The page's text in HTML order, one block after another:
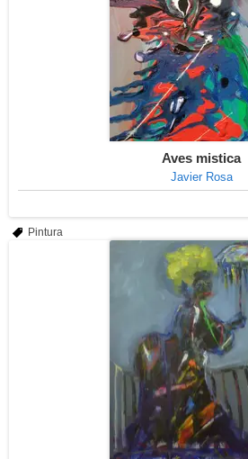
Aves mistica
Javier Rosa
Pintura